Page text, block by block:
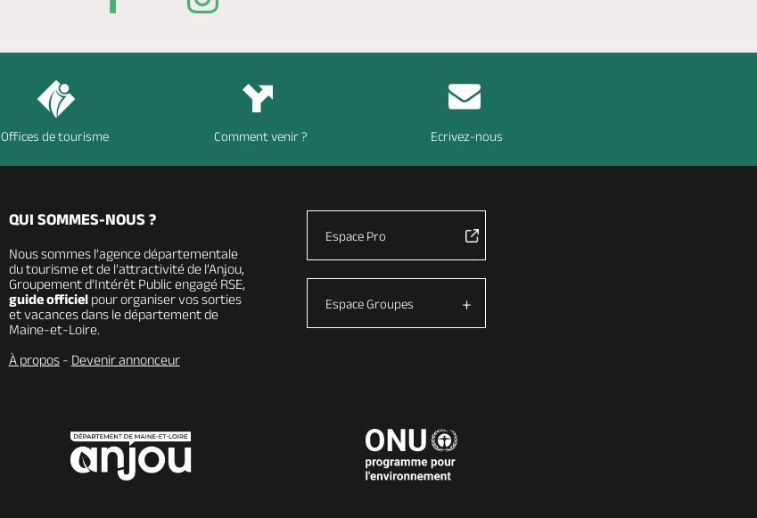
Offices de tourisme Comment venir ? Ecrivez-nous
QUI SOMMES-NOUS ?
Nous sommes l’agence départementale
du tourisme et de l’attractivité de l’Anjou,
Groupement d’Intérêt Public engagé RSE,
guide officielpour organiser vos sorties
et vacances dans le département de
Maine-et-Loire.
À propos- Devenir annonceur
Espace Pro
Espace Groupes